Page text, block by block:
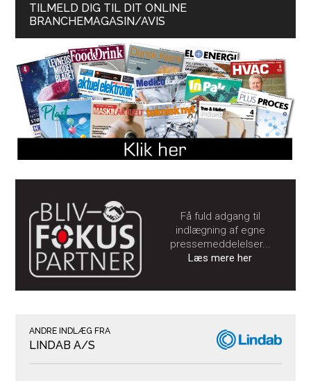
TILMELD DIG TIL DIT ONLINE
BRANCHEMAGASIN/AVIS
Få fuld adgang til
indlægning af egne
pressemeddelelser...
Læs mere her
ANDRE INDLÆG FRA
LINDAB A/S